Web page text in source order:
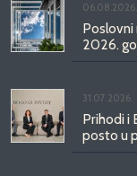
06.08.2026.
2026.
31.07.2026.
Prihodi i
posto u